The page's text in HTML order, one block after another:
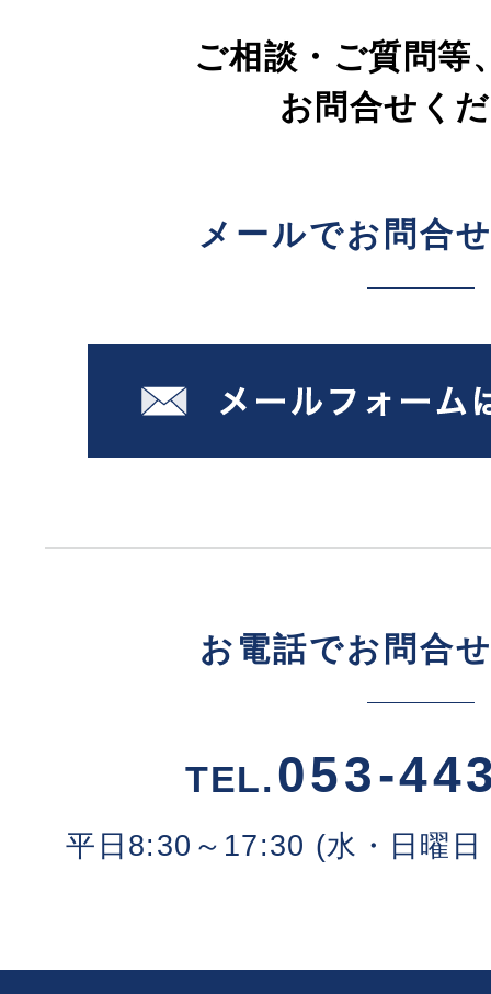
ご相談・ご質問等
お問合せく
メールでお問合
お電話でお問合
TEL.053-
平日8:30～17:30 (水・日曜